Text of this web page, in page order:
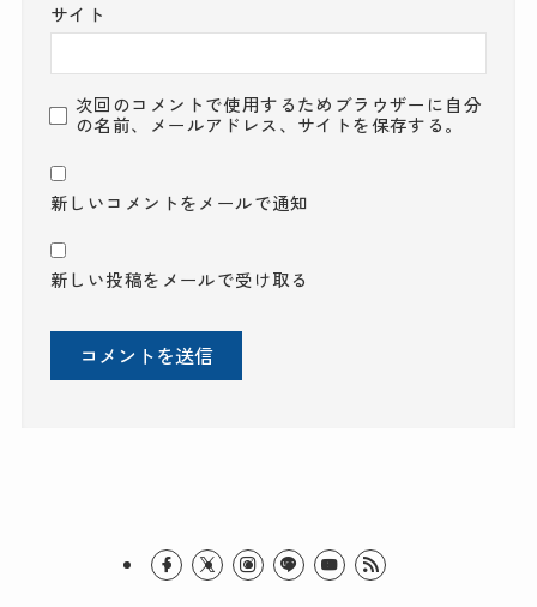
サイト
次回のコメントで使用するためブラウザーに自分
の名前、メールアドレス、サイトを保存する。
新しいコメントをメールで通知
新しい投稿をメールで受け取る